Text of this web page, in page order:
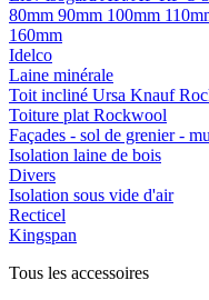
80mm 90mm 100mm
160mm
Idelco
Laine minérale
Toit incliné Ursa Knauf
Toiture plat Rockwool
Façades - sol de grenier -
Isolation laine de bois
Divers
Isolation sous vide d'air
Recticel
Kingspan
Tous les accessoires